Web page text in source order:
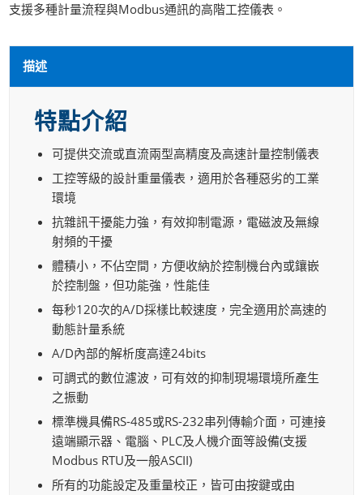
支援多種計量流程與Modbus通訊的高階工控儀表。
描述
特點介紹
可提供交流或直流兩型高精度及高速計量控制儀表
工控等級的設計重量儀表，適用於各種惡劣的工業
環境
抗雜訊干擾能力強，有效抑制電源，電磁波及無線
射頻的干擾
體積小，不佔空間，方便收納於控制機台內或鑲嵌
於控制盤，但功能強，性能佳
每秒120次的A/D採樣比較速度，完全適用於高速的
動態計量系統
A/D內部的解析度高達24bits
可調式的數位濾波，可有效的抑制現場環境所產生
之振動
標準機具備RS-485或RS-232串列傳輸介面，可連接
遠端顯示器、電腦、PLC及人機介面等設備(支援
Modbus RTU及一般ASCΙΙ)
所有的功能設定及重量校正，皆可由按鍵或由